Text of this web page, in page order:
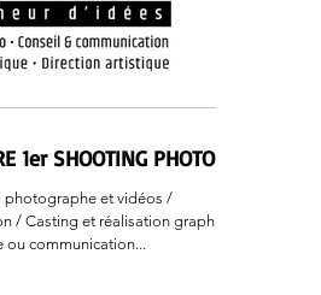
1er SHOOTING PHOTOS
et vidéos /
graphique
ou communication...